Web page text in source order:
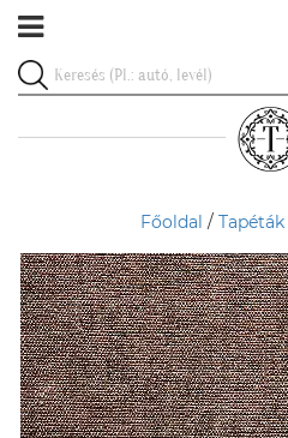
Főoldal / Tapéták